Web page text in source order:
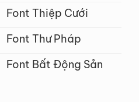
Font Thiệp Cưới
Font Thư Pháp
Font Bất Động Sản